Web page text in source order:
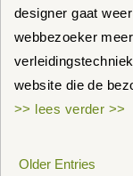
designer gaat
webbezoeker
website die de
>> lees verder >>
Older Entries